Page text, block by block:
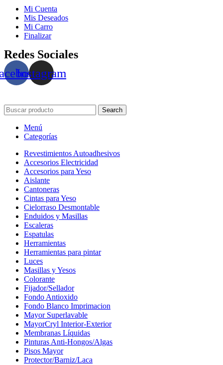
Mi Cuenta
Mis Deseados
Mi Carro
Finalizar
Redes Sociales
Instagram
Search
Menú
Categorías
Revestimientos Autoadhesivos
Accesorios Electricidad
Accesorios para Yeso
Aislante
Cantoneras
Cintas para Yeso
Cielorraso Desmontable
Enduidos y Masillas
Escaleras
Espatulas
Herramientas
Herramientas para pintar
Luces
Masillas y Yesos
Colorante
Fijador/Sellador
Fondo Antioxido
Fondo Blanco Imprimacion
Mayor Superlavable
MayorCryl Interior-Exterior
Membranas Líquidas
Pinturas Anti-Hongos/Algas
Pisos Mayor
Protector/Barniz/Laca